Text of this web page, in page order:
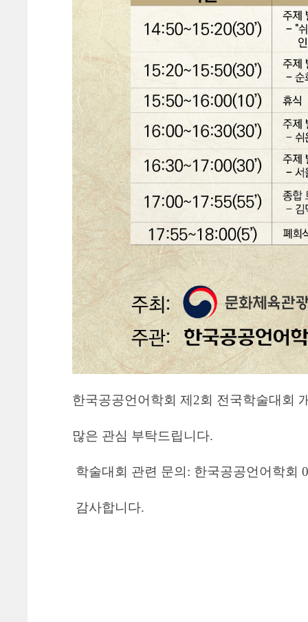
한국공공언어학회 제2회 전국학술대회
많은 관심 부탁드립니다.
학술대회 관련 문의: 한국공공언어학회
감사합니다.